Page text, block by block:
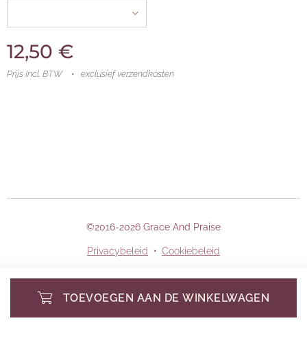
12,50 €
Prijs Incl. BTW exclusief verzendkosten
TOEVOEGEN AAN DE WINKELWAGEN
©2016-2026 Grace And Praise
Privacybeleid Cookiebeleid